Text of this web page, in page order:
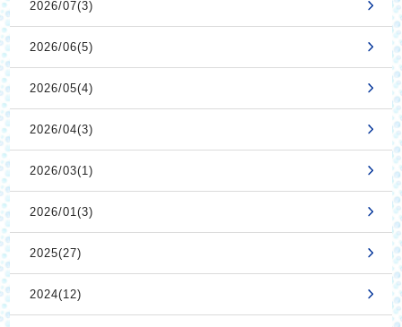
2026/07(3)
2026/06(5)
2026/05(4)
2026/04(3)
2026/03(1)
2026/01(3)
2025(27)
2024(12)